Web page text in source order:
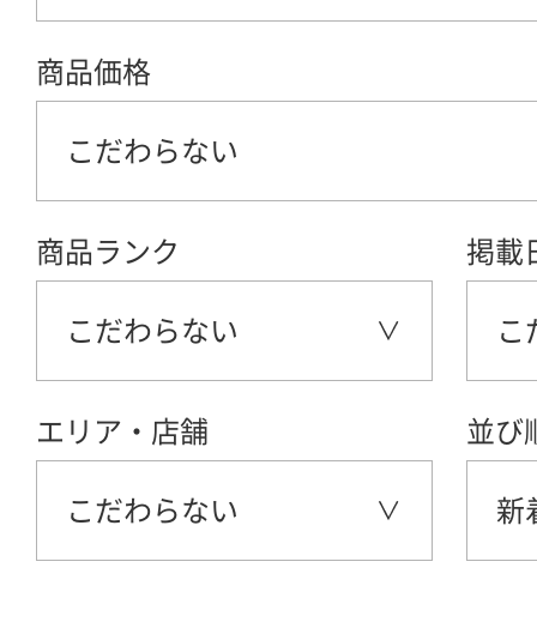
商品価格
こだわらない
商品ランク
こだわらない
掲載
こ
エリア・店舗
こだわらない
並び
新